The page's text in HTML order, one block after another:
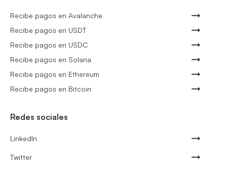
Recibe pagos en Avalanche
Recibe pagos en USDT
Recibe pagos en USDC
Recibe pagos en Solana
Recibe pagos en Ethereum
Recibe pagos en Bitcoin
Redes sociales
LinkedIn
Twitter